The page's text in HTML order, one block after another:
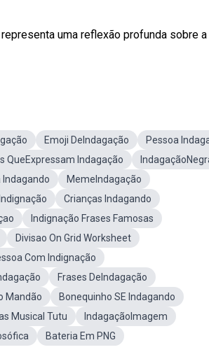
uma reflexão profunda sobre a
Emoji DeIndagação
Pessoa
QueExpressam Indagação
Indagando
MemeIndagação
Crianças Indagando
Indignação Frases Famosas
Divisao On Grid Worksheet
Com Indignação
Frases DeIndagação
Mandão
Bonequinho SE Indagando
Musical Tutu
IndagaçãoImagem
Bateria Em PNG